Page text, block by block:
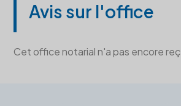
Avis sur l'office
Cet office notarial n'a pas encore